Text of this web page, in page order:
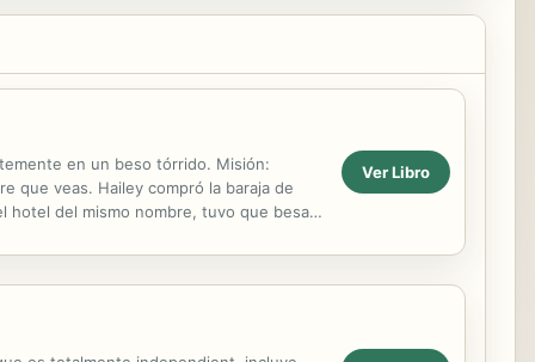
en un beso tórrido. Misión:
que veas. Hailey compró la baraja de
hotel del mismo nombre, tuvo que besar
Ver Libro